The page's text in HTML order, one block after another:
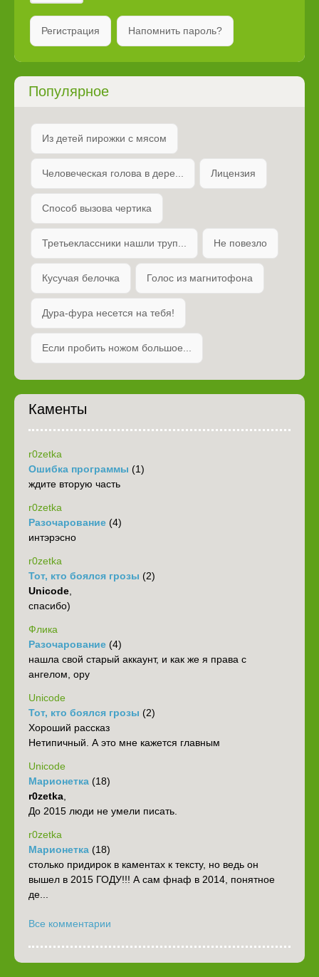
Регистрация Напомнить пароль?
Популярное
Из детей пирожки с мясом
Человеческая голова в дере... Лицензия
Способ вызова чертика
Третьеклассники нашли труп... Не повезло
Кусучая белочка Голос из магнитофона
Дура-фура несется на тебя!
Если пробить ножом большое...
Каменты
r0zetka
Ошибка программы (1)
ждите вторую часть
r0zetka
Разочарование (4)
интэрэсно
r0zetka
Тот, кто боялся грозы (2)
Unicode,
спасибо)
Флика
Разочарование (4)
нашла свой старый аккаунт, и как же я права с
ангелом, ору
Unicode
Тот, кто боялся грозы (2)
Хороший рассказ
Нетипичный. А это мне кажется главным
Unicode
Марионетка (18)
r0zetka,
До 2015 люди не умели писать.
r0zetka
Марионетка (18)
столько придирок в каментах к тексту, но ведь он
вышел в 2015 ГОДУ!!! А сам фнаф в 2014, понятное
де...
Все комментарии